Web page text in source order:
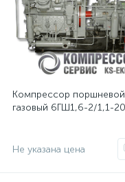
Компрессор поршневой
газовый 6ГШ1,6-2/1,1-
Не указана цена